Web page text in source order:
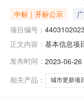
中标｜开标公示
项目编号：
正文内容： 基本信息项
开始时间：
发布时间： 2023-06-26
相关产品：
城市更新项